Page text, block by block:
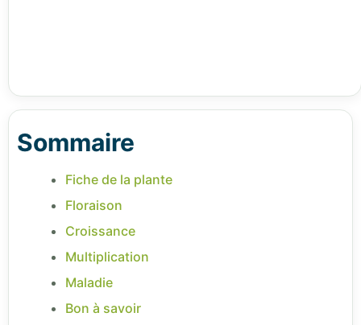
Sommaire
Fiche de la plante
Floraison
Croissance
Multiplication
Maladie
Bon à savoir